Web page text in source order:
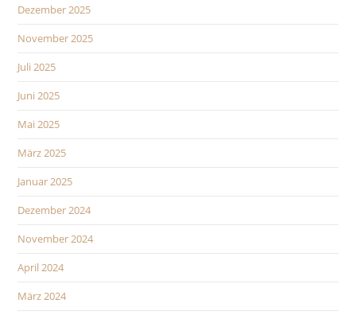
Dezember 2025
November 2025
Juli 2025
Juni 2025
Mai 2025
März 2025
Januar 2025
Dezember 2024
November 2024
April 2024
März 2024